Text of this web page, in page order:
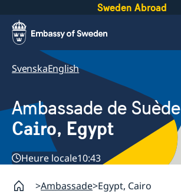
Sweden Abroad
SvenskaEnglish
Ambassade de Suède
Cairo, Egypt
Heure locale10:43
Ambassade Egypt, Cairo